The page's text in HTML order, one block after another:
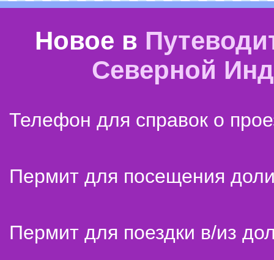
Новое в
Северной
Телефон для справок о
Пермит для посещения
Пермит для поездки в/из